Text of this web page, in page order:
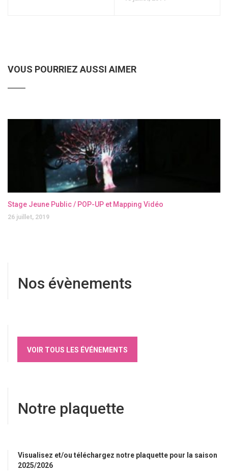
VOUS POURRIEZ AUSSI AIMER
Stage Jeune Public / POP-UP et Mapping Vidéo
26 juillet, 2019
Nos évènements
VOIR TOUS LES ÉVÉNEMENTS
Notre plaquette
Visualisez et/ou téléchargez notre plaquette pour la saison
2025/2026